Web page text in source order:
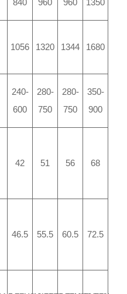
1056 1320 1344 1680
240-
600
280-
750
280-
750
350-
900
42 51 56 68
46.5 55.5 60.5 72.5